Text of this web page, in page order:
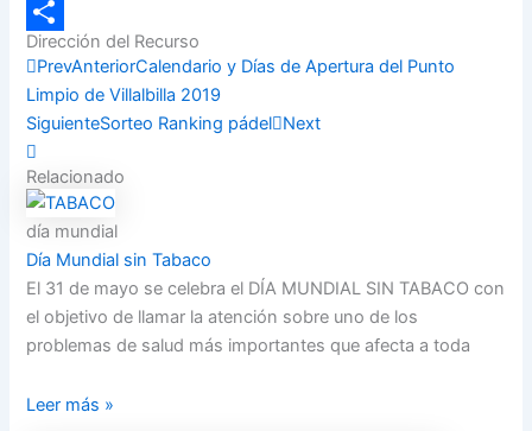
Email
Compartir
Dirección del Recurso
PrevAnteriorCalendario y Días de Apertura del Punto
Limpio de Villalbilla 2019
SiguienteSorteo Ranking pádel Next
Relacionado
día mundial
Día Mundial sin Tabaco
El 31 de mayo se celebra el DÍA MUNDIAL SIN TABACO con
el objetivo de llamar la atención sobre uno de los
problemas de salud más importantes que afecta a toda
Leer más »